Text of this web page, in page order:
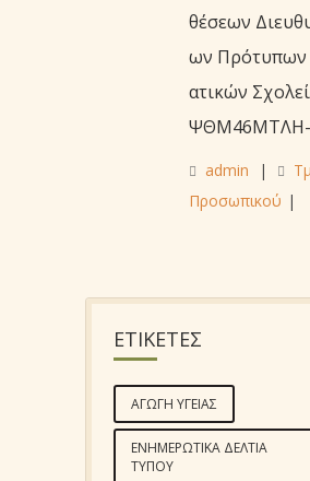
θέσεων
ων Πρότυπων
ατικών
admin |
Προσωπικού |
ΕΤΙΚΕΤΕΣ
ΑΓΩΓΉ ΥΓΕΊΑΣ
ΕΝΗΜΕΡΩΤΙΚΆ ΔΕΛΤΊΑ
ΤΎΠΟΥ